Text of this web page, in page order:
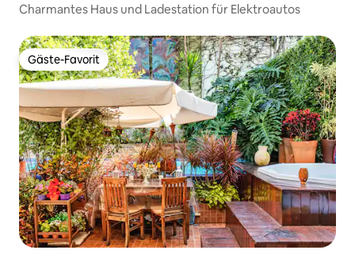
Charmantes Haus und Ladestation für Elektroautos
Gäste-Favorit
Gäste-Favorit